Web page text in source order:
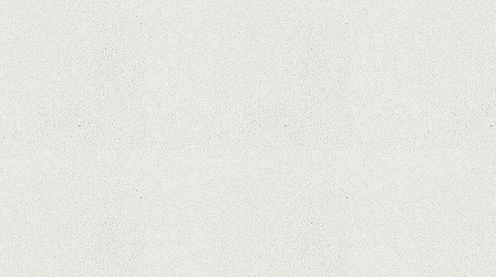
la Legenda Korra Studio Mir
Curtea Supremă reglementează în favoarea
Google în Oracle Java Fight
Zvon: aplicațiile Google nu se mai pot instala pe
terminalele Huawei cu procesoare Kirin